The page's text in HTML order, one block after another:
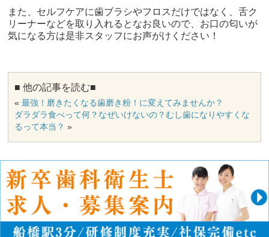
また、セルフケアに歯ブラシやフロスだけではなく、舌ク
リーナーなどを取り入れるとなお良いので、お口の匂いが
気になる方は是非スタッフにお声がけください！
■ 他の記事を読む■
«最強！磨きたくなる歯磨き粉！に変えてみませんか？
ダラダラ食べって何？なぜいけないの？むし歯になりやすくな
るって本当？ »